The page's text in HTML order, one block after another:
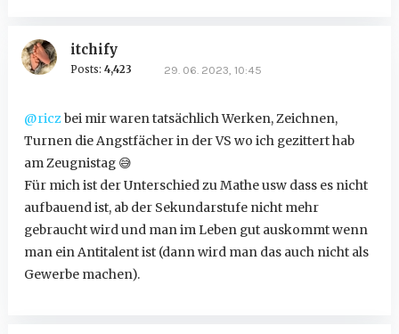
itchify
Posts: 4,423 29. 06. 2023, 10:45
@riczbei mir waren tatsächlich Werken, Zeichnen,
Turnen die Angstfächer in der VS wo ich gezittert hab
am Zeugnistag 😅
Für mich ist der Unterschied zu Mathe usw dass es nicht
aufbauend ist, ab der Sekundarstufe nicht mehr
gebraucht wird und man im Leben gut auskommt wenn
man ein Antitalent ist (dann wird man das auch nicht als
Gewerbe machen).